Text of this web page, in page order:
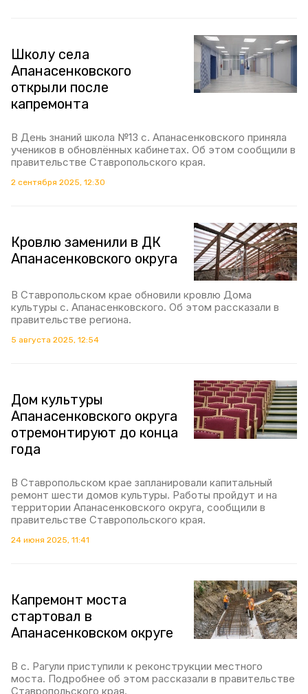
Школу села
Апанасенковского
открыли после
капремонта
В День знаний школа №13 с. Апанасенковского приняла
учеников в обновлённых кабинетах. Об этом сообщили в
правительстве Ставропольского края.
2 сентября 2025, 12:30
Кровлю заменили в ДК
Апанасенковского округа
В Ставропольском крае обновили кровлю Дома
культуры с. Апанасенковского. Об этом рассказали в
правительстве региона.
5 августа 2025, 12:54
Дом культуры
Апанасенковского округа
отремонтируют до конца
года
В Ставропольском крае запланировали капитальный
ремонт шести домов культуры. Работы пройдут и на
территории Апанасенковского округа, сообщили в
правительстве Ставропольского края.
24 июня 2025, 11:41
Капремонт моста
стартовал в
Апанасенковском округе
В с. Рагули приступили к реконструкции местного
моста. Подробнее об этом рассказали в правительстве
Ставропольского края.